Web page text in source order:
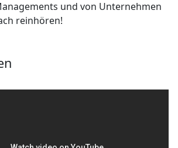
und von Unternehmen
reinhören!